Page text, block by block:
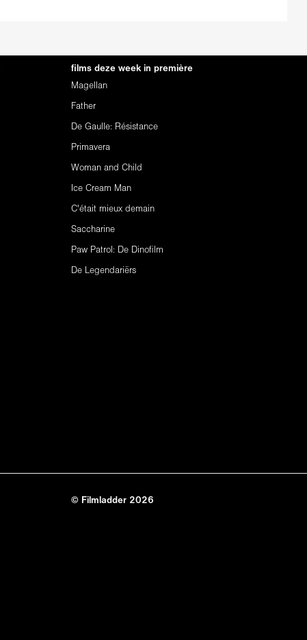
films deze week in première
Magellan
Father
De Gaulle: Résistance
Primavera
Woman and Child
Ice Cream Man
C'était mieux demain
Saccharine
Paw Patrol: De Dinofilm
De Legendariërs
© Filmladder 2026